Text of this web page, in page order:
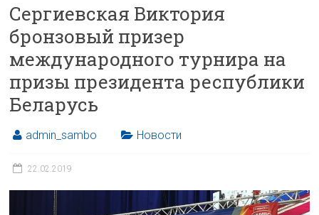
Сергиевская Виктория
бронзовый призер
международного турнира на
призы президента республики
Беларусь
admin_sambo Новости
22.02.2019